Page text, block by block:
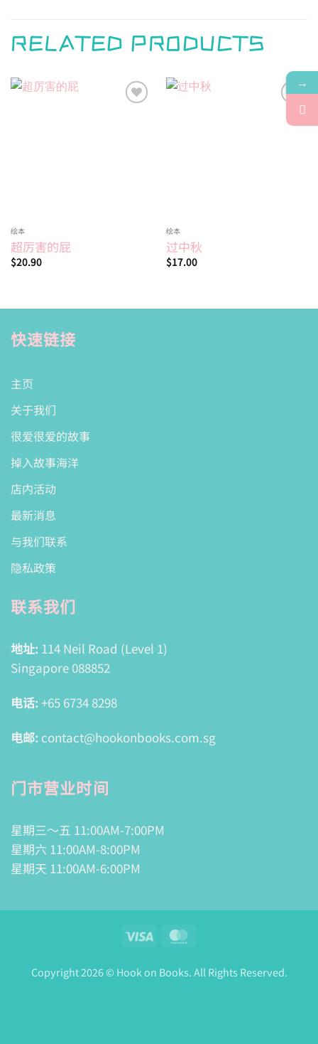
RELATED PRODUCTS
绘本
超厉害的屁
$20.90
wishlist
绘本
过中秋
$17.00
快速链接
主页
关于我们
很爱很爱的故事
掉入故事海洋
店内活动
最新消息
与我们联系
隐私政策
联系我们
地址: 114 Neil Road (Level 1)
Singapore 088852
电话: +65 6734 8298
电邮: contact@hookonbooks.com.sg
门市营业时间
星期三～五 11:00AM-7:00PM
星期六 11:00AM-8:00PM
星期天 11:00AM-6:00PM
Visa
Copyright 2026 © Hook on Books. All Rights Reserved.
→